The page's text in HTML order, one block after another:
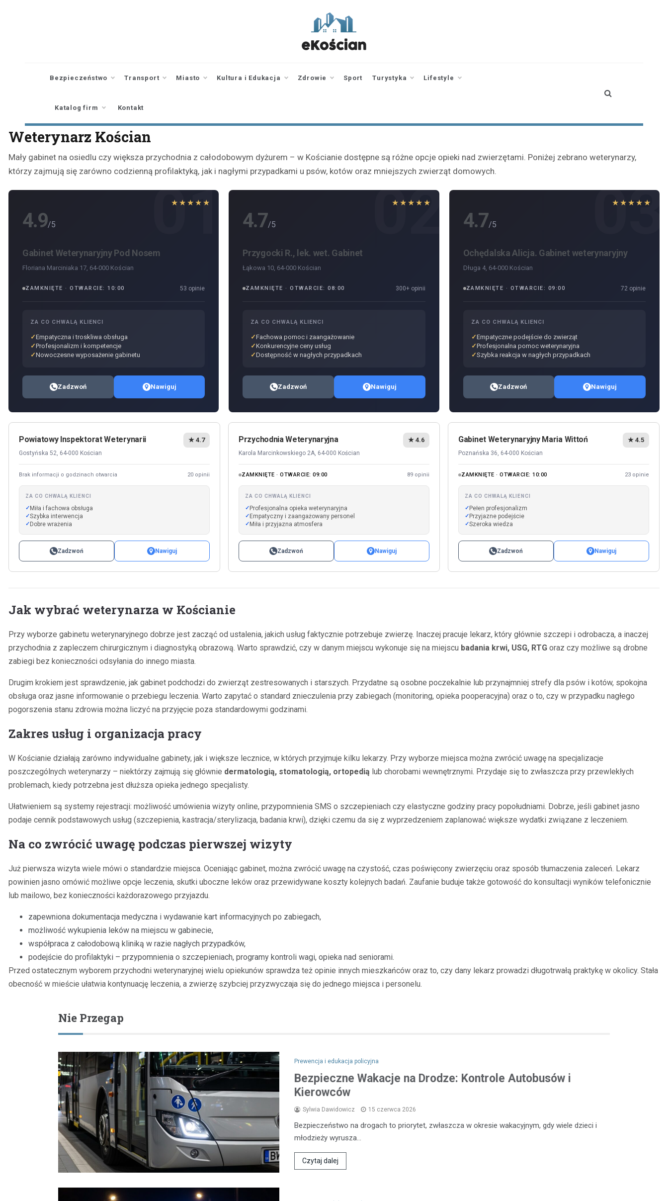
wiadomości |
newsy
Bezpieczeństwo Transport Miasto Kultura i Edukacja Zdrowie Sport Turystyka Lifestyle
Katalog firm Kontakt
Weterynarz Kościan
Mały gabinet na osiedlu czy większa przychodnia z całodobowym dyżurem – w Kościanie dostępne są różne opcje opieki nad zwierzętami. Poniżej zebrano weterynarzy,
którzy zajmują się zarówno codzienną profilaktyką, jak i nagłymi przypadkami u psów, kotów oraz mniejszych zwierząt domowych.
01
★★★★★
4.9/5
Gabinet Weterynaryjny Pod Nosem
Floriana Marciniaka 17, 64-000 Kościan
ZAMKNIĘTE · OTWARCIE: 10:00 53 opinie
ZA CO CHWALĄ KLIENCI
Empatyczna i troskliwa obsługa
Profesjonalizm i kompetencje
Nowoczesne wyposażenie gabinetu
Zadzwoń Nawiguj
02
★★★★★
4.7/5
Przygocki R., lek. wet. Gabinet
Łąkowa 10, 64-000 Kościan
ZAMKNIĘTE · OTWARCIE: 08:00 300+ opinii
ZA CO CHWALĄ KLIENCI
Fachowa pomoc i zaangażowanie
Konkurencyjne ceny usług
Dostępność w nagłych przypadkach
Zadzwoń Nawiguj
03
★★★★★
4.7/5
Ochędalska Alicja. Gabinet weterynaryjny
Długa 4, 64-000 Kościan
ZAMKNIĘTE · OTWARCIE: 09:00 72 opinie
ZA CO CHWALĄ KLIENCI
Empatyczne podejście do zwierząt
Profesjonalna pomoc weterynaryjna
Szybka reakcja w nagłych przypadkach
Zadzwoń Nawiguj
Powiatowy Inspektorat Weterynarii
Gostyńska 52, 64-000 Kościan
★ 4.7
Brak informacji o godzinach otwarcia 20 opinii
ZA CO CHWALĄ KLIENCI
Miła i fachowa obsługa
Szybka interwencja
Dobre wrażenia
Zadzwoń Nawiguj
Przychodnia Weterynaryjna
Karola Marcinkowskiego 2A, 64-000 Kościan
★ 4.6
ZAMKNIĘTE · OTWARCIE: 09:00 89 opinii
ZA CO CHWALĄ KLIENCI
Profesjonalna opieka weterynaryjna
Empatyczny i zaangażowany personel
Miła i przyjazna atmosfera
Zadzwoń Nawiguj
Gabinet Weterynaryjny Maria Wittoń
Poznańska 36, 64-000 Kościan
★ 4.5
ZAMKNIĘTE · OTWARCIE: 10:00 23 opinie
ZA CO CHWALĄ KLIENCI
Pełen profesjonalizm
Przyjazne podejście
Szeroka wiedza
Zadzwoń Nawiguj
Jak wybrać weterynarza w Kościanie
Przy wyborze gabinetu weterynaryjnego dobrze jest zacząć od ustalenia, jakich usług faktycznie potrzebuje zwierzę. Inaczej pracuje lekarz, który głównie szczepi i odrobacza, a inaczej
przychodnia z zapleczem chirurgicznym i diagnostyką obrazową. Warto sprawdzić, czy w danym miejscu wykonuje się na miejscu badania krwi, USG, RTG oraz czy możliwe są drobne
zabiegi bez konieczności odsyłania do innego miasta.
Drugim krokiem jest sprawdzenie, jak gabinet podchodzi do zwierząt zestresowanych i starszych. Przydatne są osobne poczekalnie lub przynajmniej strefy dla psów i kotów, spokojna
obsługa oraz jasne informowanie o przebiegu leczenia. Warto zapytać o standard znieczulenia przy zabiegach (monitoring, opieka pooperacyjna) oraz o to, czy w przypadku nagłego
pogorszenia stanu zdrowia można liczyć na przyjęcie poza standardowymi godzinami.
Zakres usług i organizacja pracy
W Kościanie działają zarówno indywidualne gabinety, jak i większe lecznice, w których przyjmuje kilku lekarzy. Przy wyborze miejsca można zwrócić uwagę na specjalizacje
poszczególnych weterynarzy – niektórzy zajmują się głównie dermatologią, stomatologią, ortopedią lub chorobami wewnętrznymi. Przydaje się to zwłaszcza przy przewlekłych
problemach, kiedy potrzebna jest dłuższa opieka jednego specjalisty.
Ułatwieniem są systemy rejestracji: możliwość umówienia wizyty online, przypomnienia SMS o szczepieniach czy elastyczne godziny pracy popołudniami. Dobrze, jeśli gabinet jasno
podaje cennik podstawowych usług (szczepienia, kastracja/sterylizacja, badania krwi), dzięki czemu da się z wyprzedzeniem zaplanować większe wydatki związane z leczeniem.
Na co zwrócić uwagę podczas pierwszej wizyty
Już pierwsza wizyta wiele mówi o standardzie miejsca. Oceniając gabinet, można zwrócić uwagę na czystość, czas poświęcony zwierzęciu oraz sposób tłumaczenia zaleceń. Lekarz
powinien jasno omówić możliwe opcje leczenia, skutki uboczne leków oraz przewidywane koszty kolejnych badań. Zaufanie buduje także gotowość do konsultacji wyników telefonicznie
lub mailowo, bez konieczności każdorazowego przyjazdu.
zapewniona dokumentacja medyczna i wydawanie kart informacyjnych po zabiegach,
możliwość wykupienia leków na miejscu w gabinecie,
współpraca z całodobową kliniką w razie nagłych przypadków,
podejście do profilaktyki – przypomnienia o szczepieniach, programy kontroli wagi, opieka nad seniorami.
Przed ostatecznym wyborem przychodni weterynaryjnej wielu opiekunów sprawdza też opinie innych mieszkańców oraz to, czy dany lekarz prowadzi długotrwałą praktykę w okolicy. Stała
obecność w mieście ułatwia kontynuację leczenia, a zwierzę szybciej przyzwyczaja się do jednego miejsca i personelu.
Nie Przegap
Prewencja i edukacja policyjna
Bezpieczne Wakacje na Drodze: Kontrole Autobusów i
Kierowców
Sylwia Dawidowicz 15 czerwca 2026
Bezpieczeństwo na drogach to priorytet, zwłaszcza w okresie wakacyjnym, gdy wiele dzieci i
młodzieży wyrusza…
Czytaj dalej